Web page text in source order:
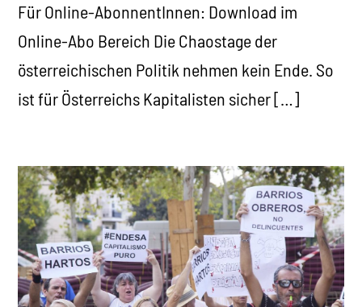
Für Online-AbonnentInnen: Download im
Online-Abo Bereich Die Chaostage der
österreichischen Politik nehmen kein Ende. So
ist für Österreichs Kapitalisten sicher […]